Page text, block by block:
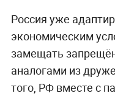
Россия уже
экономическим
замещать
аналогами из
того, РФ вместе с